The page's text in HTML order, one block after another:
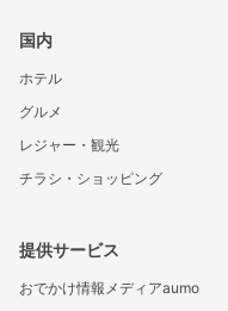
国内
ホテル
グルメ
レジャー・観光
チラシ・ショッピング
提供サービス
おでかけ情報メディアaumo